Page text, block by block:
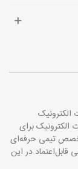
الکترونیک
الکترونیک برای
تخصص تیمی حرفه‌ای
در این